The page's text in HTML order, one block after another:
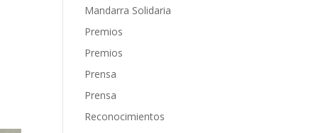
Mandarra Solidaria
Premios
Premios
Prensa
Prensa
Reconocimientos